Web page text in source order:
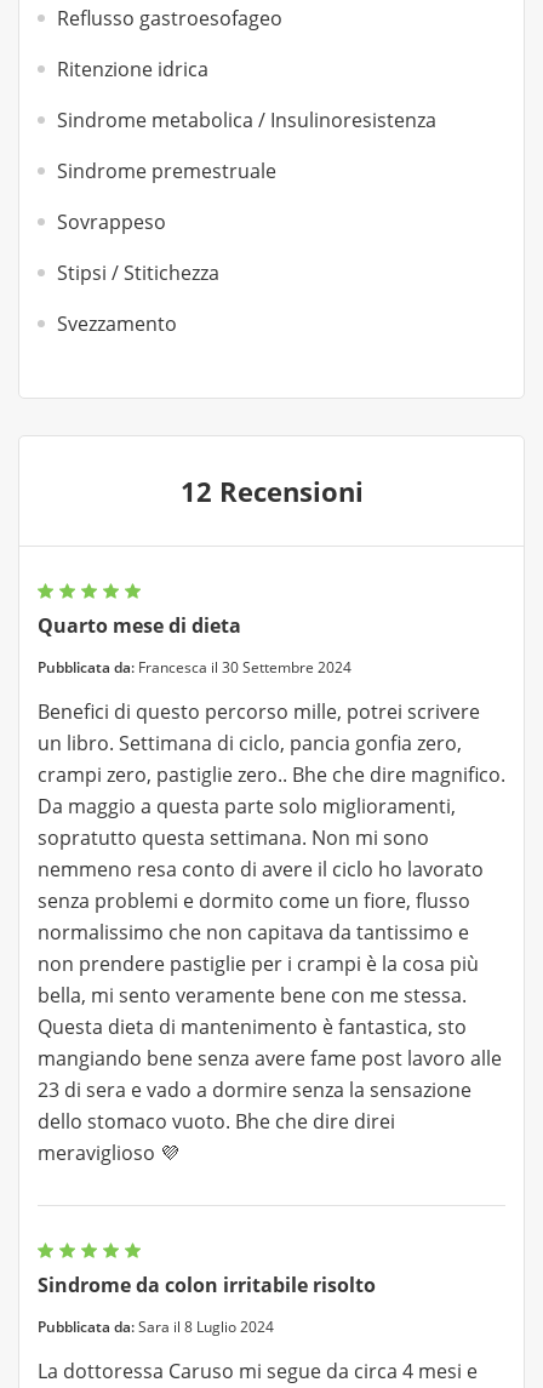
Reflusso gastroesofageo
Ritenzione idrica
Sindrome metabolica / Insulinoresistenza
Sindrome premestruale
Sovrappeso
Stipsi / Stitichezza
Svezzamento
12 Recensioni
Quarto mese di dieta
Pubblicata da: Francesca il 30 Settembre 2024
Benefici di questo percorso mille, potrei scrivere
un libro. Settimana di ciclo, pancia gonfia zero,
crampi zero, pastiglie zero.. Bhe che dire magnifico.
Da maggio a questa parte solo miglioramenti,
sopratutto questa settimana. Non mi sono
nemmeno resa conto di avere il ciclo ho lavorato
senza problemi e dormito come un fiore, flusso
normalissimo che non capitava da tantissimo e
non prendere pastiglie per i crampi è la cosa più
bella, mi sento veramente bene con me stessa.
Questa dieta di mantenimento è fantastica, sto
mangiando bene senza avere fame post lavoro alle
23 di sera e vado a dormire senza la sensazione
dello stomaco vuoto. Bhe che dire direi
meraviglioso 💜
Sindrome da colon irritabile risolto
Pubblicata da:Sara il 8 Luglio 2024
La dottoressa Caruso mi segue da circa 4 mesi e